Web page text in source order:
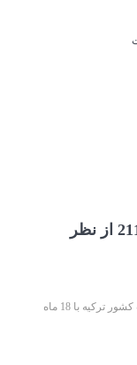
سینک ظرفشویی توکار آروما مدل 2114 از نظر
در ابعاد 116×50 سانتیمتر با عمق لگن 20 سانتی ساخت کشور ترکیه با 18 ماه